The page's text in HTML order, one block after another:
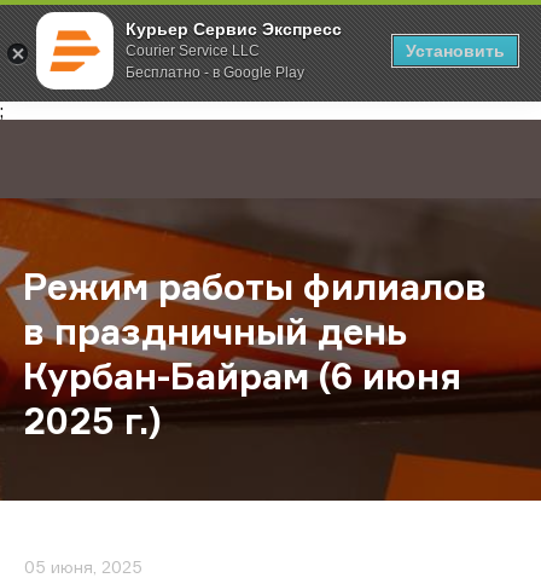
Курьер Сервис Экспресс
Courier Service LLC
Бесплатно - в Google Play
Установить
;
Главная О компании Новости Режим работы филиалов в
Режим работы филиалов
в праздничный день
Курбан-Байрам (6 июня
2025 г.)
05 июня, 2025